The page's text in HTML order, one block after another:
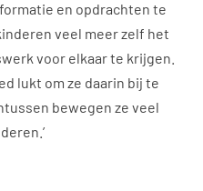
en opdrachten te
veel meer zelf het
voor elkaar te krijgen.
lukt om ze daarin bij te
bewegen ze veel